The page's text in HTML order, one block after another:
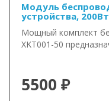
Модуль
устройства,
Мощный комплект
XKT001-50
5500 ₽